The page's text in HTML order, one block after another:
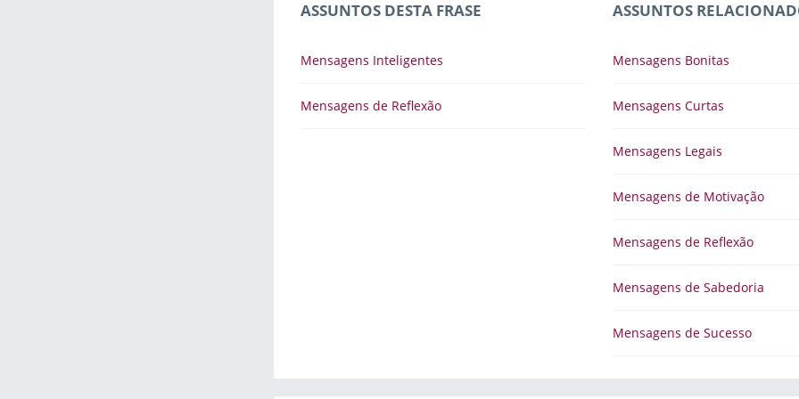
ASSUNTOS DESTA FRASE
Mensagens Inteligentes
Mensagens de Reflexão
ASSUNTOS
Mensagens Bonitas
Mensagens Curtas
Mensagens Legais
Mensagens de Motivação
Mensagens de Reflexão
Mensagens de Sabedoria
Mensagens de Sucesso